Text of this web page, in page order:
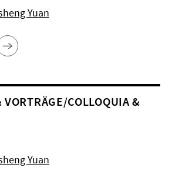
Yuan
COLLOQUIA &
Yuan